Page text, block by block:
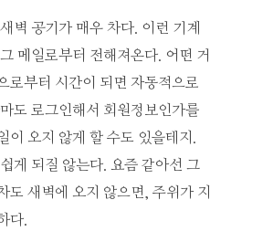
벽 공기가 매우 차다. 이런 기계
메일로부터 전해져온다. 어떤 거
로부터 시간이 되면 자동적으로
도 로그인해서 회원정보인가를
이 오지 않게 할 수도 있을테지.
게 되질 않는다. 요즘 같아선 그
도 새벽에 오지 않으면, 주위가 지
다.